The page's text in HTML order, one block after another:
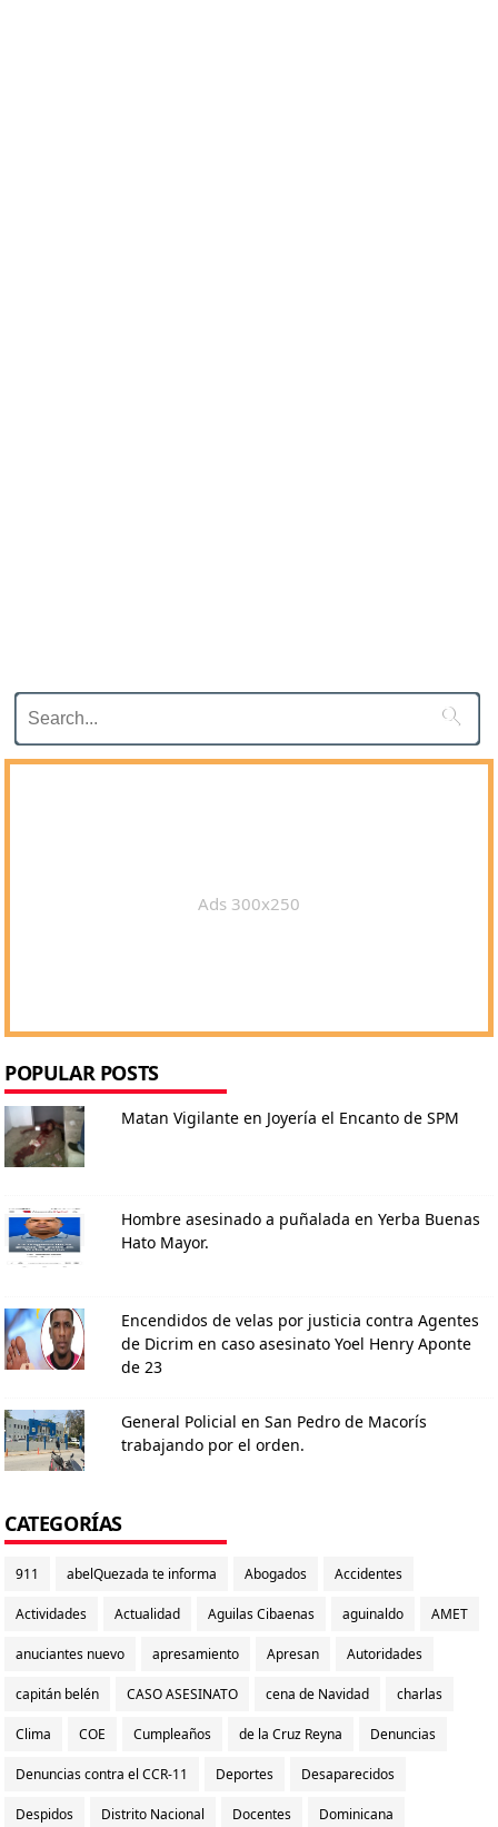

Ads 300x250
POPULAR POSTS
Matan Vigilante en Joyería el Encanto de SPM
Hombre asesinado a puñalada en Yerba Buenas
Hato Mayor.
Encendidos de velas por justicia contra Agentes
de Dicrim en caso asesinato Yoel Henry Aponte
de 23
General Policial en San Pedro de Macorís
trabajando por el orden.
CATEGORÍAS
911 abelQuezada te informa Abogados Accidentes
Actividades Actualidad Aguilas Cibaenas aguinaldo AMET
anuciantes nuevo apresamiento Apresan Autoridades
capitán belén CASO ASESINATO cena de Navidad charlas
Clima COE Cumpleaños de la Cruz Reyna Denuncias
Denuncias contra el CCR-11 Deportes Desaparecidos
Despidos Distrito Nacional Docentes Dominicana